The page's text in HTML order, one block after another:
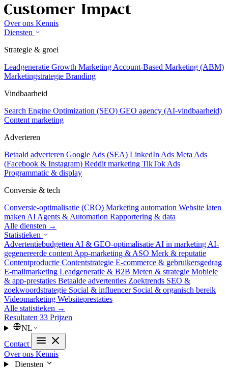
Over ons Kennis
Diensten
Strategie & groei
Leadgeneratie Growth Marketing Account-Based Marketing (ABM)
Marketingstrategie Branding
Vindbaarheid
Search Engine Optimization (SEO) GEO agency (AI-vindbaarheid)
Content marketing
Adverteren
Betaald adverteren Google Ads (SEA) LinkedIn Ads Meta Ads
(Facebook & Instagram) Reddit marketing TikTok Ads
Programmatic & display
Conversie & tech
Conversie-optimalisatie (CRO) Marketing automation Website laten
maken AI Agents & Automation Rapportering & data
Alle diensten →
Statistieken
Advertentiebudgetten AI & GEO-optimalisatie AI in marketing AI-
gegenereerde content App-marketing & ASO Merk & reputatie
Contentproductie Contentstrategie E-commerce & gebruikersgedrag
E-mailmarketing Leadgeneratie & B2B Meten & strategie Mobiele
& app-prestaties Betaalde advertenties Zoektrends SEO &
zoekwoordstrategie Social & influencer Social & organisch bereik
Videomarketing Websiteprestaties
Alle statistieken →
Resultaten 33 Prijzen
NL
Contact
Over ons Kennis
Diensten